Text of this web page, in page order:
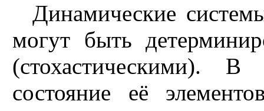
Динамические
могут быть
(стохастическими). В
состояние её